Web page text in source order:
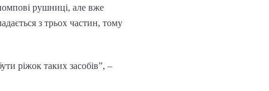
рушниці, але вже
з трьох частин, тому
ріжок таких засобів”, –